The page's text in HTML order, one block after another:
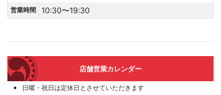
営業時間
10:30〜19:30
店舗営業カレンダー
日曜・祝日は定休日とさせていただきます